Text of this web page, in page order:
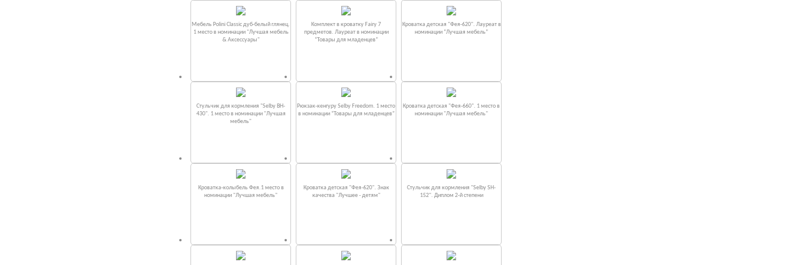
Мебель Polini Classic дуб-белый глянец.
1 место в номинации "Лучшая мебель
& Аксессуары"
Комплект в кроватку Fаiry 7
предметов. Лауреат в номинации
“Товары для младенцев”
Кроватка детская "Фея-620". Лауреат в
номинации “Лучшая мебель”
Стульчик для кормления "Selby BH-
430". 1 место в номинации "Лучшая
мебель"
Рюкзак-кенгуру Selby Freedom. 1 место
в номинации “Товары для младенцев”
Кроватка детская "Фея-660". 1 место в
номинации "Лучшая мебель"
Кроватка-колыбель Фея.1 место в
номинации "Лучшая мебель"
Кроватка детская "Фея-620". Знак
качества "Лучшее - детям"
Стульчик для кормления "Selby SH-
152". Диплом 2-й степени